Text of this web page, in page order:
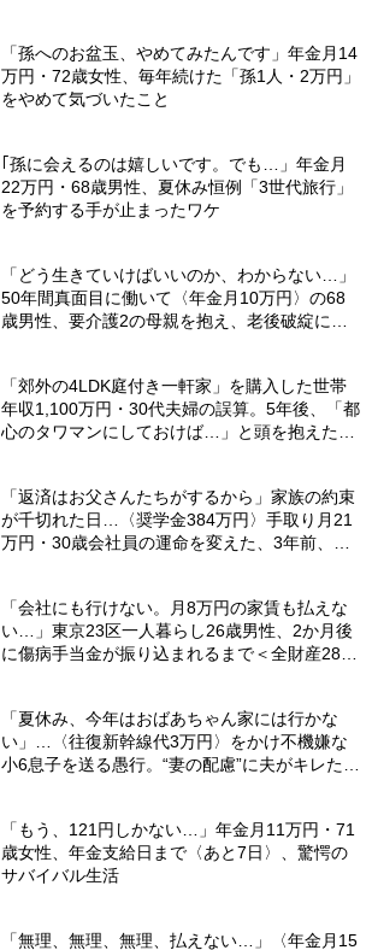
「孫へのお盆玉、やめてみたんです」年金月14
万円・72歳女性、毎年続けた「孫1人・2万円」
をやめて気づいたこと
｢孫に会えるのは嬉しいです。でも…」年金月
22万円・68歳男性、夏休み恒例「3世代旅行」
を予約する手が止まったワケ
「どう生きていけばいいのか、わからない…」
50年間真面目に働いて〈年金月10万円〉の68
歳男性、要介護2の母親を抱え、老後破綻に怯
「郊外の4LDK庭付き一軒家」を購入した世帯
年収1,100万円・30代夫婦の誤算。5年後、「都
心のタワマンにしておけば…」と頭を抱えたワ
「返済はお父さんたちがするから」家族の約束
が千切れた日…〈奨学金384万円〉手取り月21
万円・30歳会社員の運命を変えた、3年前、見
「会社にも行けない。月8万円の家賃も払えな
い…」東京23区一人暮らし26歳男性、2か月後
に傷病手当金が振り込まれるまで＜全財産28万
「夏休み、今年はおばあちゃん家には行かな
い」…〈往復新幹線代3万円〉をかけ不機嫌な
小6息子を送る愚行。“妻の配慮”に夫がキレたワ
「もう、121円しかない…」年金月11万円・71
歳女性、年金支給日まで〈あと7日〉、驚愕の
サバイバル生活
「無理、無理、無理、払えない…」〈年金月15